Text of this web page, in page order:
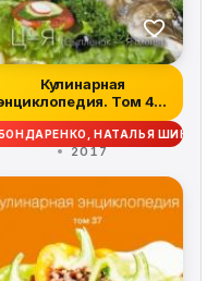
Кулинарная
Том 40.
Ц – Я (Цыпленок –...
НАТАЛЬЯ
2017